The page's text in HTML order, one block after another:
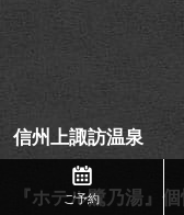
信州上諏訪温泉
『ホテル鷺乃湯』
ご予約